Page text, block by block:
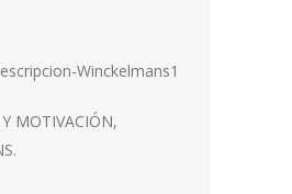
MOTIVACIÓN,